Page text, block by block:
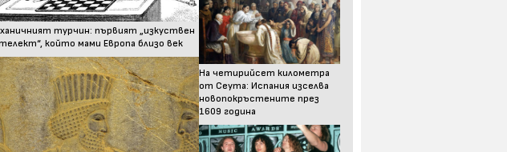
турчин: първият „изкуствен
който мами Европа близо век
На четирийсет километра
от Сеута: Испания изселва
новопокръстените през
1609 година